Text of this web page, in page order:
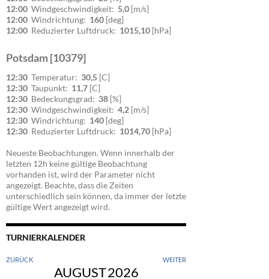
12:00 Windgeschwindigkeit: 5,0 [m/s]
12:00 Windrichtung: 160 [deg]
12:00 Reduzierter Luftdruck: 1015,10 [hPa]
Potsdam [10379]
12:30 Temperatur: 30,5 [C]
12:30 Taupunkt: 11,7 [C]
12:30 Bedeckungsgrad: 38 [%]
12:30 Windgeschwindigkeit: 4,2 [m/s]
12:30 Windrichtung: 140 [deg]
12:30 Reduzierter Luftdruck: 1014,70 [hPa]
Neueste Beobachtungen. Wenn innerhalb der
letzten 12h keine gültige Beobachtung
vorhanden ist, wird der Parameter nicht
angezeigt. Beachte, dass die Zeiten
unterschiedlich sein können, da immer der letzte
gültige Wert angezeigt wird.
TURNIERKALENDER
ZURÜCK WEITER
AUGUST2026